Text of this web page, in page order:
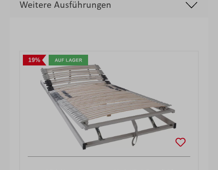
Weitere Ausführungen
19%